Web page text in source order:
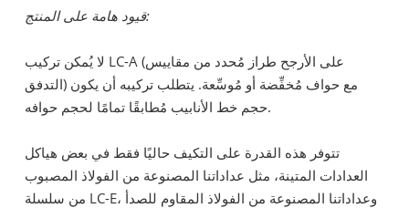
قيود هامة على المنتج:
لا يُمكن تركيب LC-A (على الأرجح طراز مُحدد من مقاييس
التدفق) مع حواف مُخفِّضة أو مُوسِّعة. يتطلب تركيبه أن يكون
حجم خط الأنابيب مُطابقًا تمامًا لحجم حوافه.
تتوفر هذه القدرة على التكيف حاليًا فقط في بعض هياكل
العدادات المتينة، مثل عداداتنا المصنوعة من الفولاذ المصبوب
من سلسلة LC-E، وعداداتنا المصنوعة من الفولاذ المقاوم للصدأ